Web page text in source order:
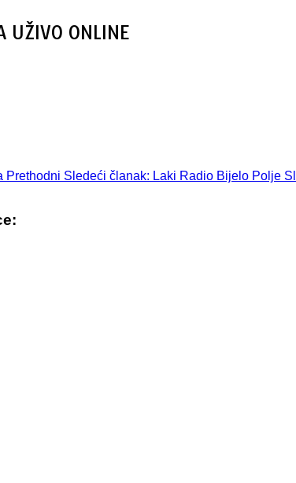
UŽIVO ONLINE
Prethodni Sledeći članak: Laki Radio Bijelo Polje